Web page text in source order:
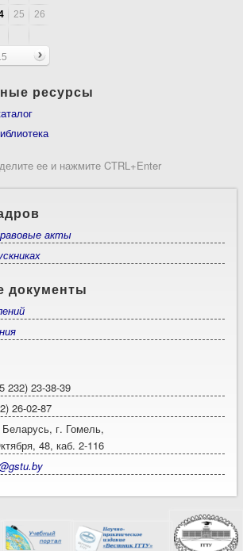
25
26
ресурсы
ее и нажмите CTRL+Enter
акты
документы
232) 23-38-39
26-02-87
г. Гомель,
48, каб. 2-116